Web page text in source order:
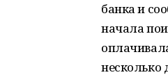
банка и
начала